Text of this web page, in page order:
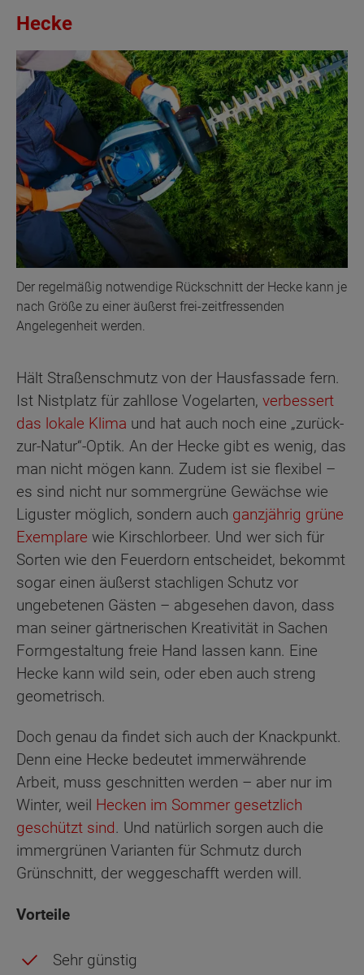
Hecke
Der regelmäßig notwendige Rückschnitt der Hecke kann je
nach Größe zu einer äußerst frei-zeitfressenden
Angelegenheit werden.
Hält Straßenschmutz von der Hausfassade fern.
Ist Nistplatz für zahllose Vogelarten, verbessert
das lokale Klima und hat auch noch eine „zurück-
zur-Natur“-Optik. An der Hecke gibt es wenig, das
man nicht mögen kann. Zudem ist sie flexibel –
es sind nicht nur sommergrüne Gewächse wie
Liguster möglich, sondern auch ganzjährig grüne
Exemplare wie Kirschlorbeer. Und wer sich für
Sorten wie den Feuerdorn entscheidet, bekommt
sogar einen äußerst stachligen Schutz vor
ungebetenen Gästen – abgesehen davon, dass
man seiner gärtnerischen Kreativität in Sachen
Formgestaltung freie Hand lassen kann. Eine
Hecke kann wild sein, oder eben auch streng
geometrisch.
Doch genau da findet sich auch der Knackpunkt.
Denn eine Hecke bedeutet immerwährende
Arbeit, muss geschnitten werden – aber nur im
Winter, weil Hecken im Sommer gesetzlich
geschützt sind. Und natürlich sorgen auch die
immergrünen Varianten für Schmutz durch
Grünschnitt, der weggeschafft werden will.
Vorteile
Sehr günstig